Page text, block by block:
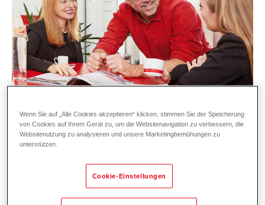
Du bringst Ideen zum Leben – visuell,
kreativ und mit Leidenschaft?
Wenn Sie auf „Alle Cookies akzeptieren“ klicken, stimmen Sie der Speicherung
von Cookies auf Ihrem Gerät zu, um die Websitenavigation zu verbessern, die
Websitenutzung zu analysieren und unsere Marketingbemühungen zu
unterstützen.
Cookie-Einstellungen